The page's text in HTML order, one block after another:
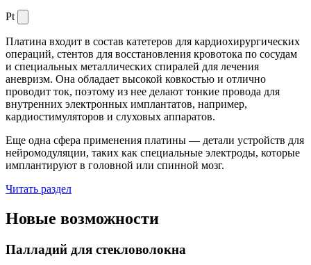
Pt
Платина входит в состав катетеров для кардиохирургических
операций, стентов для восстановления кровотока по сосудам
и специальных металлических спиралей для лечения
аневризм. Она обладает высокой ковкостью и отлично
проводит ток, поэтому из нее делают тонкие провода для
внутренних электронных имплантатов, например,
кардиостимуляторов и слуховых аппаратов.
Еще одна сфера применения платины — детали устройств для
нейромодуляции, таких как специальные электроды, которые
имплантируют в головной или спинной мозг.
Читать раздел
Новые возможности
Палладий для стекловолокна